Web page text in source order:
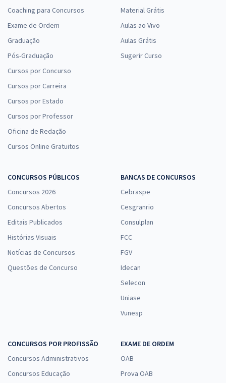
Coaching para Concursos
Exame de Ordem
Graduação
Pós-Graduação
Cursos por Concurso
Cursos por Carreira
Cursos por Estado
Cursos por Professor
Oficina de Redação
Cursos Online Gratuitos
Material Grátis
Aulas ao Vivo
Aulas Grátis
Sugerir Curso
CONCURSOS PÚBLICOS
Concursos 2026
Concursos Abertos
Editais Publicados
Histórias Visuais
Notícias de Concursos
Questões de Concurso
BANCAS DE CONCURSOS
Cebraspe
Cesgranrio
Consulplan
FCC
FGV
Idecan
Selecon
Uniase
Vunesp
CONCURSOS POR PROFISSÃO
Concursos Administrativos
Concursos Educação
EXAME DE ORDEM
OAB
Prova OAB